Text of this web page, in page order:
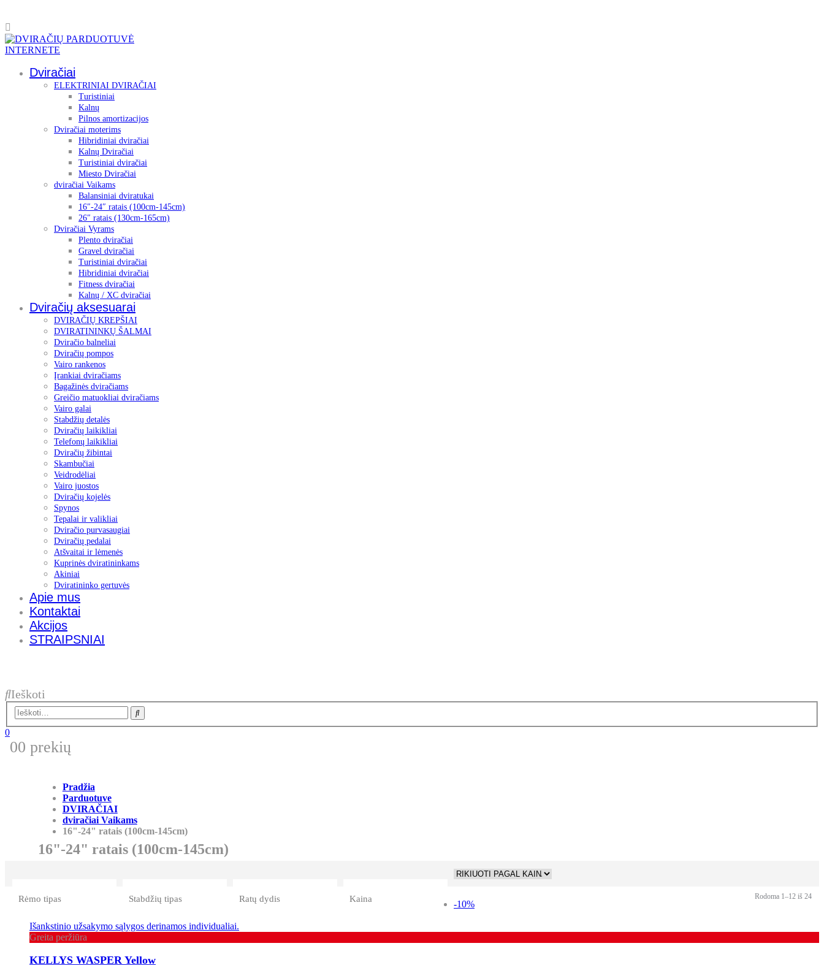
Dviračiai
ELEKTRINIAI DVIRAČIAI
Turistiniai
Kalnų
Pilnos amortizacijos
Dviračiai moterims
Hibridiniai dviračiai
Kalnų Dviračiai
Turistiniai dviračiai
Miesto Dviračiai
dviračiai Vaikams
Balansiniai dviratukai
16″-24″ ratais (100cm-145cm)
26″ ratais (130cm-165cm)
Dviračiai Vyrams
Plento dviračiai
Gravel dviračiai
Turistiniai dviračiai
Hibridiniai dviračiai
Fitness dviračiai
Kalnų / XC dviračiai
Dviračių aksesuarai
DVIRAČIŲ KREPŠIAI
DVIRATININKŲ ŠALMAI
Dviračio balneliai
Dviračių pompos
Vairo rankenos
Įrankiai dviračiams
Bagažinės dviračiams
Greičio matuokliai dviračiams
Vairo galai
Stabdžių detalės
Dviračių laikikliai
Telefonų laikikliai
Dviračių žibintai
Skambučiai
Veidrodėliai
Vairo juostos
Dviračių kojelės
Spynos
Tepalai ir valikliai
Dviračio purvasaugiai
Dviračių pedalai
Atšvaitai ir lėmenės
Kuprinės dviratininkams
Akiniai
Dviratininko gertuvės
Apie mus
Kontaktai
Akcijos
STRAIPSNIAI
Ieškoti
0
00 prekių
Pradžia
Parduotuve
DVIRAČIAI
dviračiai Vaikams
16"-24" ratais (100cm-145cm)
16"-24" ratais (100cm-145cm)
Rėmo tipas Stabdžių tipas Ratų dydis Kaina Rodoma 1–12 iš 24
-10%
Išankstinio užsakymo sąlygos derinamos individualiai.
Greita peržiūra
KELLYS WASPER Yellow